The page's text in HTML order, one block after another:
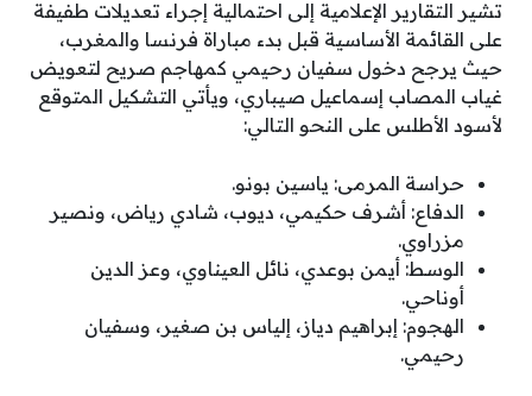
تشير التقارير الإعلامية إلى احتمالية إجراء تعديلات طفيفة
على القائمة الأساسية قبل بدء مباراة فرنسا والمغرب،
حيث يرجح دخول سفيان رحيمي كمهاجم صريح لتعويض
غياب المصاب إسماعيل صيباري، ويأتي التشكيل المتوقع
لأسود الأطلس على النحو التالي:
حراسة المرمى: ياسين بونو.
الدفاع: أشرف حكيمي، ديوب، شادي رياض، ونصير
مزراوي.
الوسط: أيمن بوعدي، نائل العيناوي، وعز الدين
أوناحي.
الهجوم: إبراهيم دياز، إلياس بن صغير، وسفيان
رحيمي.